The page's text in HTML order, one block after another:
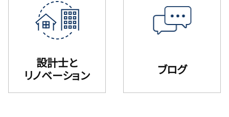
設計士と
リノベーション
ブログ